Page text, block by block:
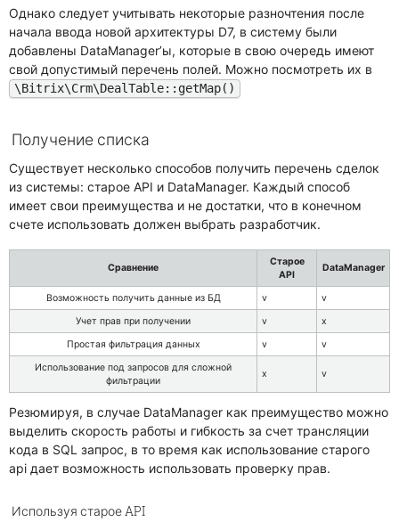
Однако следует учитывать некоторые разночтения после
начала ввода новой архитектуры D7, в систему были
добавлены DataManager’ы, которые в свою очередь имеют
свой допустимый перечень полей. Можно посмотреть их в
\Bitrix\Crm\DealTable::getMap()
Получение списка
Существует несколько способов получить перечень сделок
из системы: старое API и DataManager. Каждый способ
имеет свои преимущества и не достатки, что в конечном
счете использовать должен выбрать разработчик.
Сравнение
Старое
API
DataManager
Возможность получить данные из БД v
v
Учет прав при получении
v
x
Простая фильтрация данных
v
v
Использование под запросов для сложной
фильтрации
x v
Резюмируя, в случае DataManager как преимущество можно
выделить скорость работы и гибкость за счет трансляции
кода в SQL запрос, в то время как использование старого
api дает возможность использовать проверку прав.
Используя старое API